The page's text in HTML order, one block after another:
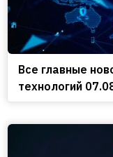
Все главные
технологий